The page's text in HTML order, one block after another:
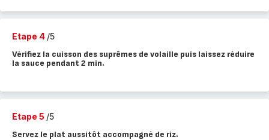
Etape 4 /5
Vérifiez la cuisson des suprêmes de volaille puis laissez réduire
la sauce pendant 2 min.
Etape 5 /5
Servez le plat aussitôt accompagné de riz.